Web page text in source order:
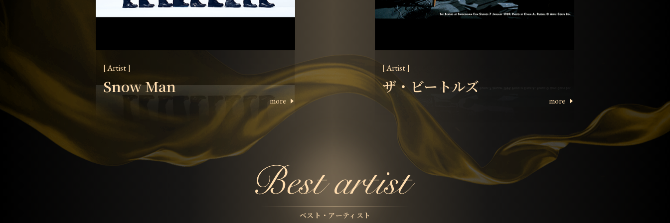
[ Artist ]
Snow Man
more
[ Artist ]
ザ・ビートルズ
more
ベスト・アーティスト